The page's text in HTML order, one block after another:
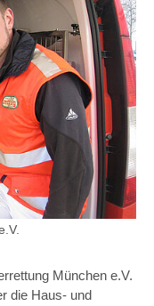
München e.V.
die Haus- und